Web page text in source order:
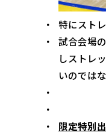
特にスト
試合会場
しストレ
いのでは
限定特別